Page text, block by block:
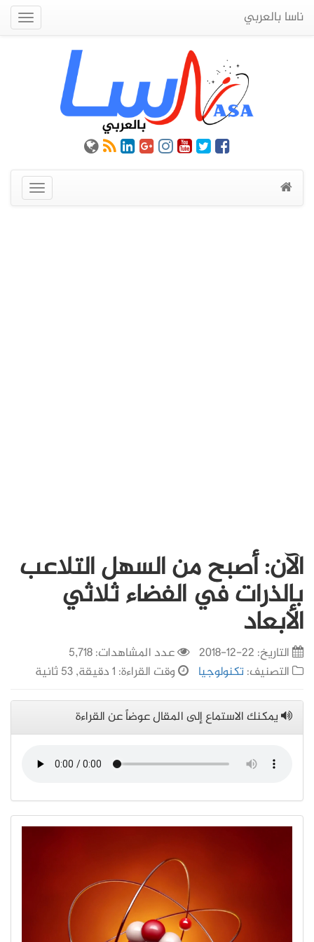
ناسا بالعربي
عرض
القائمة
الآن: أصبح من السهل التلاعب
بالذرات في الفضاء ثلاثي
الأبعاد
التاريخ: 22-12-2018
عدد المشاهدات: 5,718
التصنيف:تكنولوجيا وقت القراءة: 1 دقيقة, 53 ثانية
يمكنك الاستماع إلى المقال عوضاً عن القراءة